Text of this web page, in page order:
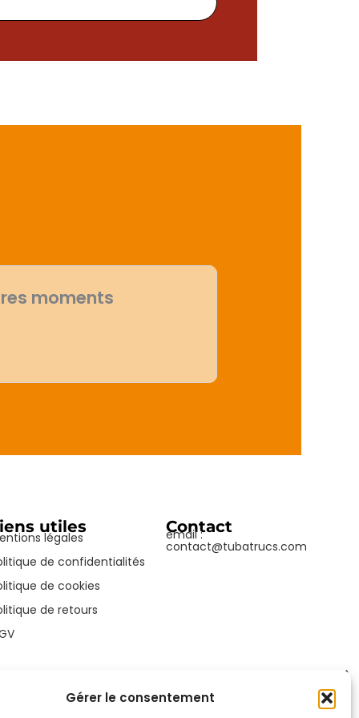
Gérer le consentement
moments
utiles
légales
de confidentialités
de cookies
de retours
Contact
email :
contact@tubatrucs.com